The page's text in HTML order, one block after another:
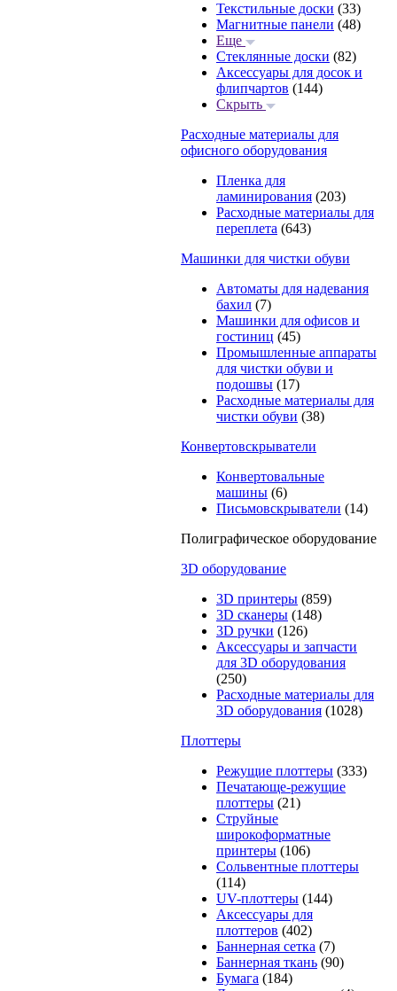
Текстильные доски (33)
Магнитные панели (48)
Еще
Стеклянные доски (82)
Аксессуары для досок и
флипчартов (144)
Скрыть
Расходные материалы для
офисного оборудования
Пленка для
ламинирования (203)
Расходные материалы для
переплета (643)
Машинки для чистки обуви
Автоматы для надевания
бахил (7)
Машинки для офисов и
гостиниц (45)
Промышленные аппараты
для чистки обуви и
подошвы (17)
Расходные материалы для
чистки обуви (38)
Конвертовскрыватели
Конвертовальные
машины (6)
Письмовскрыватели (14)
Полиграфическое оборудование
3D оборудование
3D принтеры (859)
3D сканеры (148)
3D ручки (126)
Аксессуары и запчасти
для 3D оборудования
(250)
Расходные материалы для
3D оборудования (1028)
Плоттеры
Режущие плоттеры (333)
Печатающе-режущие
плоттеры (21)
Струйные
широкоформатные
принтеры (106)
Сольвентные плоттеры
(114)
UV-плоттеры (144)
Аксессуары для
плоттеров (402)
Баннерная сетка (7)
Баннерная ткань (90)
Бумага (184)